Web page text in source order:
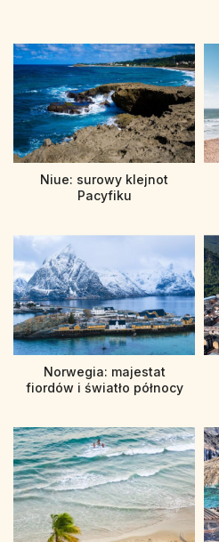
Niue: surowy klejnot
Pacyfiku
Norwegia: majestat
fiordów i światło północy